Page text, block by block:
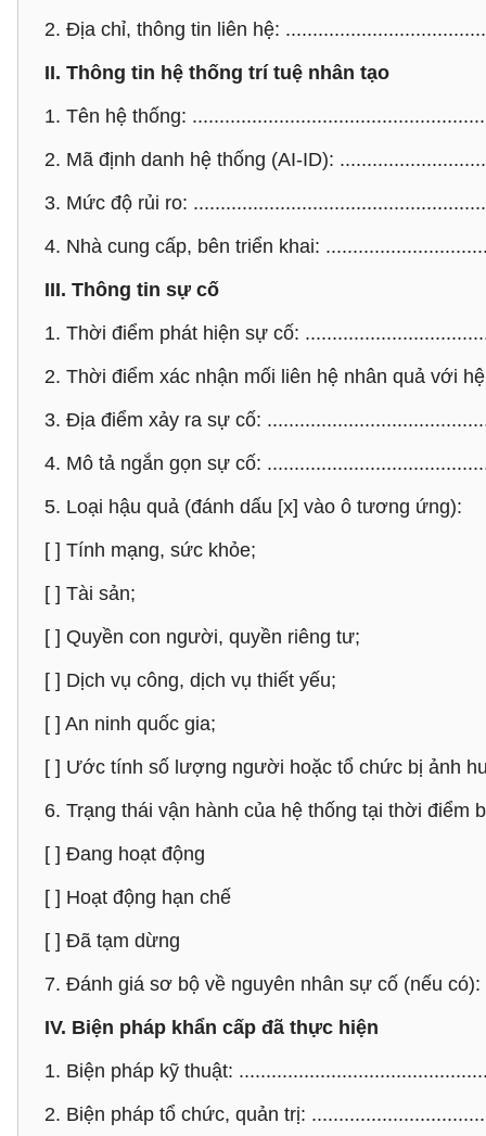
2. Địa chỉ, thông tin liên hệ:
II. Thông tin hệ thống trí tuệ nhân tạo
1. Tên hệ thống:
2. Mã định danh hệ thống (AI-ID):
3. Mức độ rủi ro:
4. Nhà cung cấp, bên triển khai:
III. Thông tin sự cố
1. Thời điểm phát hiện sự cố:
2. Thời điểm xác nhận mối liên hệ nhân quả với
3. Địa điểm xảy ra sự cố:
4. Mô tả ngắn gọn sự cố:
5. Loại hậu quả (đánh dấu [x] vào ô tương ứng):
[ ] Tính mạng, sức khỏe;
[ ] Tài sản;
[ ] Quyền con người, quyền riêng tư;
[ ] Dịch vụ công, dịch vụ thiết yếu;
[ ] An ninh quốc gia;
[ ] Ước tính số lượng người hoặc tổ chức bị ảnh
6. Trạng thái vận hành của hệ thống tại thời điểm
[ ] Đang hoạt động
[ ] Hoạt động hạn chế
[ ] Đã tạm dừng
7. Đánh giá sơ bộ về nguyên nhân sự cố (nếu
IV. Biện pháp khẩn cấp đã thực hiện
1. Biện pháp kỹ thuật:
2. Biện pháp tổ chức, quản trị: